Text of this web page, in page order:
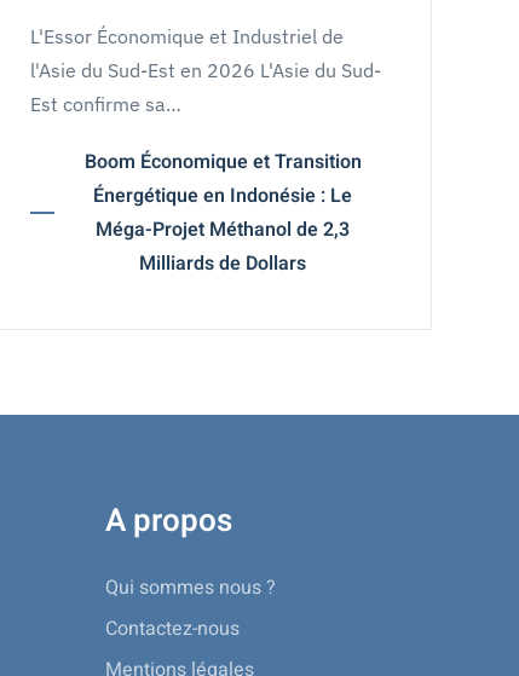
L'Essor Économique et Industriel de
l'Asie du Sud-Est en 2026 L'Asie du Sud-
Est confirme sa…
Boom Économique et Transition
Énergétique en Indonésie : Le
Méga-Projet Méthanol de 2,3
Milliards de Dollars
A propos
Qui sommes nous ?
Contactez-nous